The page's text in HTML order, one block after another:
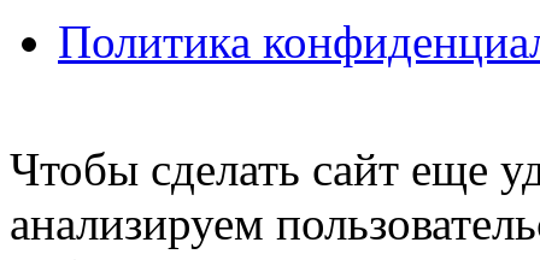
Политика
Чтобы сделать сайт еще
анализируем